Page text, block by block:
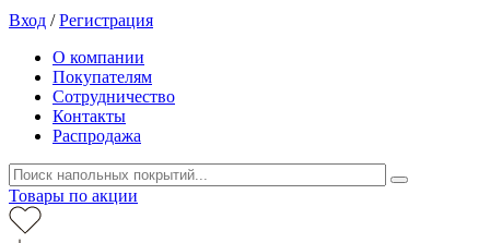
Вход /Регистрация
О компании
Покупателям
Сотрудничество
Контакты
Распродажа
Товары по акции